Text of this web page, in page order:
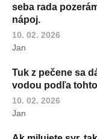
seba rada
nápoj.
10. 02. 2026
Jan
Tuk z pečene sa
vodou podľa
10. 02. 2026
Jan